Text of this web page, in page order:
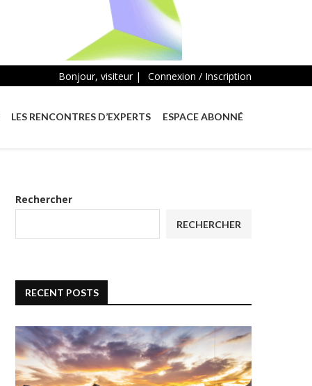
Bonjour, visiteur | Connexion / Inscription
LES RENCONTRES D’EXPERTS ESPACE ABONNÉ
Rechercher
RECHERCHER
RECENT POSTS